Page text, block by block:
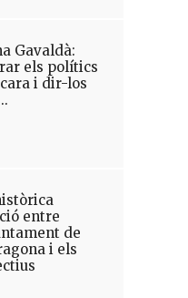
Gavaldà:
els polítics
i dir-los
entre
de
i els